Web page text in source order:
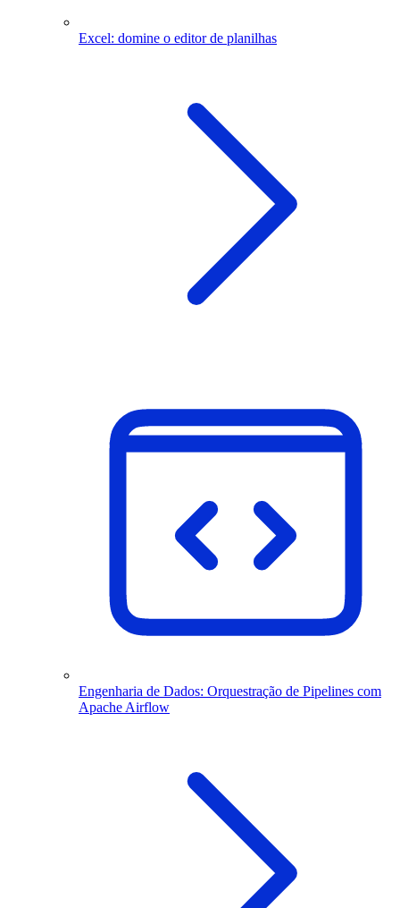
Excel: domine o editor de planilhas
Engenharia de Dados: Orquestração de Pipelines com
Apache Airflow